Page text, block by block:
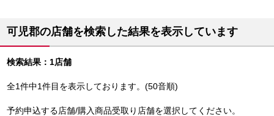
可児郡の店舗を検索した結果を表示しています
検索結果：1店舗
全1件中1件目を表示しております。(50音順)
予約申込する店舗/購入商品受取り店舗を選択してください。